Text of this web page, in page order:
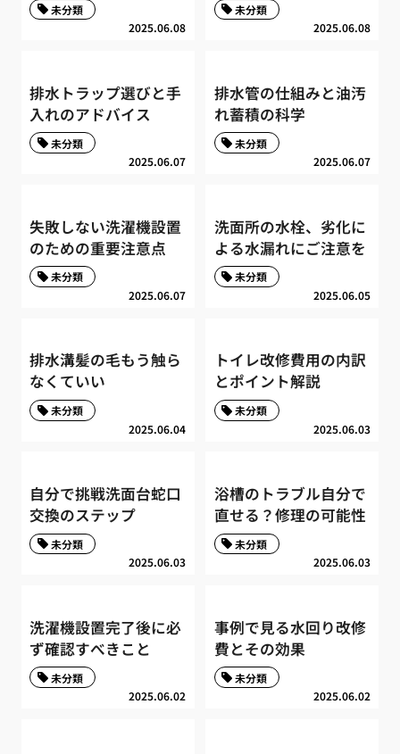
2025.06.08
未分類
2025.06.08
未分類
排水トラップ選びと手
入れのアドバイス
2025.06.07
未分類
排水管の仕組みと油汚
れ蓄積の科学
2025.06.07
未分類
失敗しない洗濯機設置
のための重要注意点
2025.06.07
未分類
洗面所の水栓、劣化に
よる水漏れにご注意を
2025.06.05
未分類
排水溝髪の毛もう触ら
なくていい
2025.06.04
未分類
トイレ改修費用の内訳
とポイント解説
2025.06.03
未分類
自分で挑戦洗面台蛇口
交換のステップ
2025.06.03
未分類
浴槽のトラブル自分で
直せる？修理の可能性
2025.06.03
未分類
洗濯機設置完了後に必
ず確認すべきこと
2025.06.02
未分類
事例で見る水回り改修
費とその効果
2025.06.02
未分類